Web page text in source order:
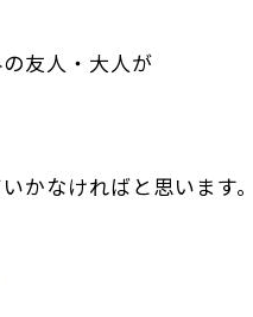
友人・大人が
かなければと思います。